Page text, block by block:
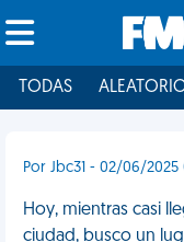
TODAS
Por Jbc31 - 02/06/2025
Hoy, mientras casi
ciudad, busco un